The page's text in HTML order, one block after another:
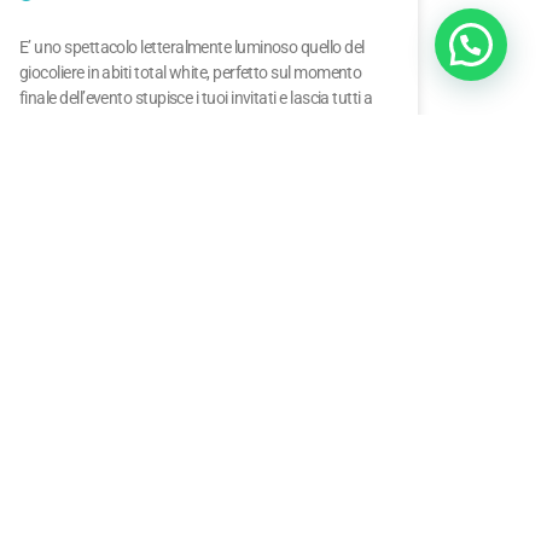
E’ uno spettacolo letteralmente luminoso quello del
giocoliere in abiti total white, perfetto sul momento
finale dell’evento stupisce i tuoi invitati e lascia tutti a